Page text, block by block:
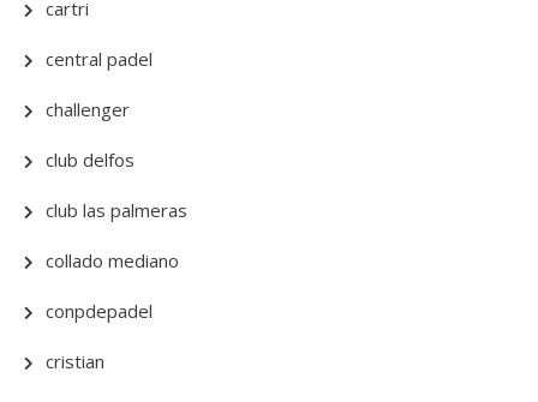
cartri
central padel
challenger
club delfos
club las palmeras
collado mediano
conpdepadel
cristian